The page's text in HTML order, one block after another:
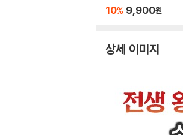
10% 9,900원
상세 이미지